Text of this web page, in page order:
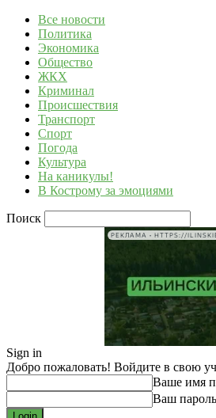
Все новости
Политика
Экономика
Общество
ЖКХ
Криминал
Происшествия
Транспорт
Спорт
Погода
Культура
На каникулы!
В Кострому за эмоциями
Поиск
РЕКЛАМА • HTTPS://
Sign in
Добро пожаловать! Войдите в свою
Ваше имя
Ваш пароль